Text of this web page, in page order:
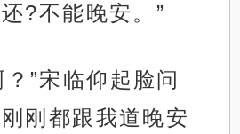
?不能晚安。”
”宋临仰起脸问
刚都跟我道晚安